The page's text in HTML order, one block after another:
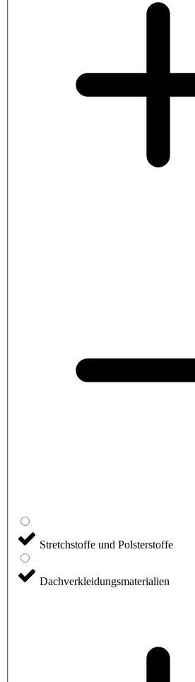
Stretchstoffe und Polsterstoffe
Dachverkleidungsmaterialien